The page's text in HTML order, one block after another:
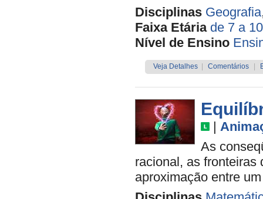
Disciplinas Geografia
Faixa Etária de 7 a
Nível de Ensino
Veja Detalhes Comentários
|
As
racional, as fronteiras
aproximação entre